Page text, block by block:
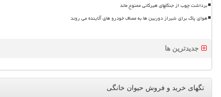
برداشت چوب از جنگلهای هیرکانی ممنوع ماند
هوای پاک برای شیراز دوربین ها به مصاف خودرو های آلاینده می روند
جدیدترین ها
تگهای خرید و فروش حیوان خانگی